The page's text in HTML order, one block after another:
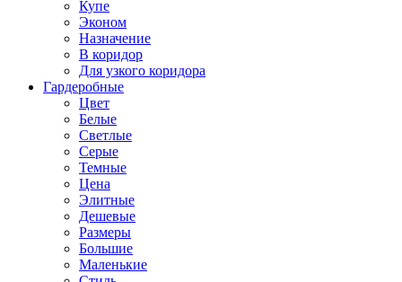
Купе
Эконом
Назначение
В коридор
Для узкого коридора
Гардеробные
Цвет
Белые
Светлые
Серые
Темные
Цена
Элитные
Дешевые
Размеры
Большие
Маленькие